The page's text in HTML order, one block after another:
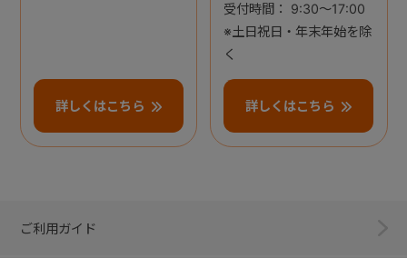
詳しくはこちら
受付時間： 9:30～17:00
※土日祝日・年末年始を除
く
詳しくはこちら
ご利用ガイド